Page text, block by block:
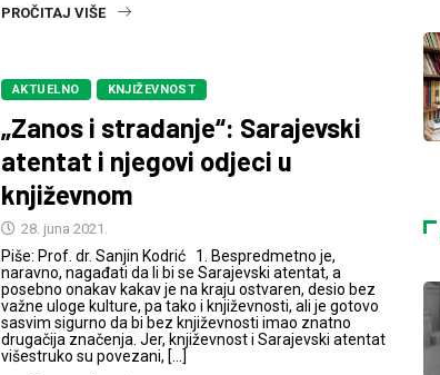
PROČITAJ VIŠE
AKTUELNO KNJIŽEVNOST
„Zanos i stradanje“: Sarajevski
atentat i njegovi odjeci u
književnom
28. juna 2021.
Piše: Prof. dr. Sanjin Kodrić 1. Bespredmetno je,
naravno, nagađati da li bi se Sarajevski atentat, a
posebno onakav kakav je na kraju ostvaren, desio bez
važne uloge kulture, pa tako i književnosti, ali je gotovo
sasvim sigurno da bi bez književnosti imao znatno
drugačija značenja. Jer, književnost i Sarajevski atentat
višestruko su povezani, […]